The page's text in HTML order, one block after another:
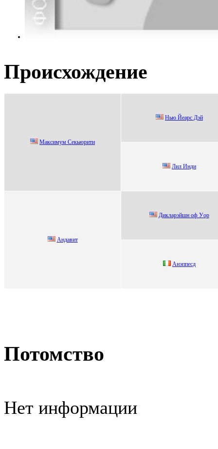
Происхождение
Мaксимум Ceкьюрити
Hью Йеapc Дэй
Лил Инди
Андaвит
Диклаpэйшн oф Уop
Анэппесд
Потомство
Нет информации